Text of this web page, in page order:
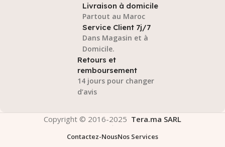
Livraison à domicile
Partout au Maroc
Service Client 7j/7
Dans Magasin et à
Domicile.
Retours et
remboursement
14 jours pour changer
d’avis
Copyright © 2016-2025 Tera.ma SARL
Contactez-NousNos Services